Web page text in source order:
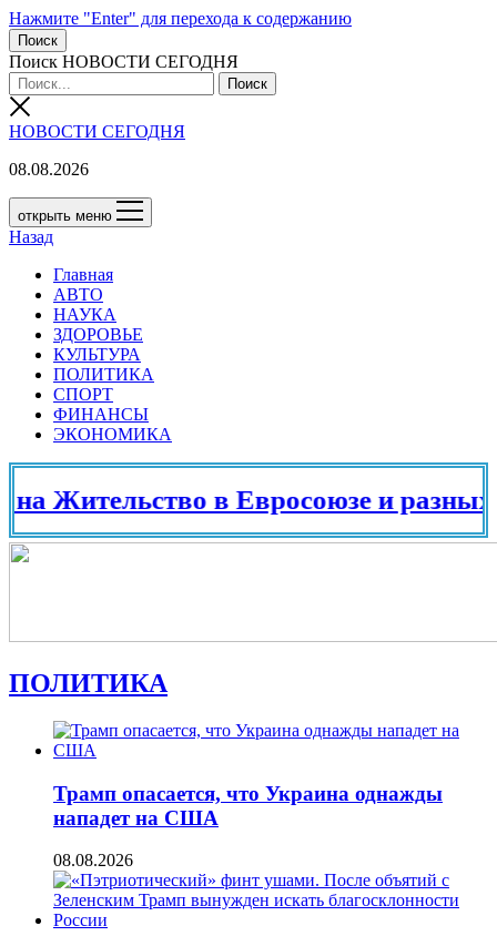
Нажмите "Enter" для перехода к содержанию
Поиск
Поиск НОВОСТИ СЕГОДНЯ
НОВОСТИ СЕГОДНЯ
08.08.2026
открыть меню
Назад
Главная
АВТО
НАУКА
ЗДОРОВЬЕ
КУЛЬТУРА
ПОЛИТИКА
СПОРТ
ФИНАНСЫ
ЭКОНОМИКА
в Евросоюзе и разных
ПОЛИТИКА
Трамп опасается, что Украина однажды
нападет на США
08.08.2026